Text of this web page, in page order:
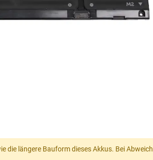
die längere Bauform dieses Akkus. Bei